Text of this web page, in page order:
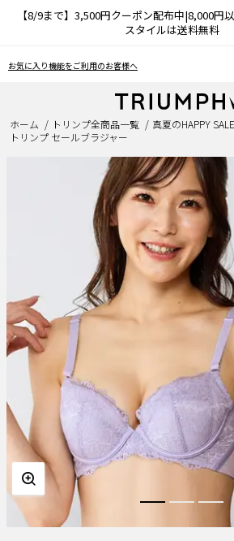
【8/9まで】3,500円クーポン配布中|8,000円
スタイルは送料無料
おうちで簡単♪ブラサイズの測り方、選び方
ホーム トリンプ全商品一覧 真夏のHAPPY SALE
トリンプ セールブラジャー